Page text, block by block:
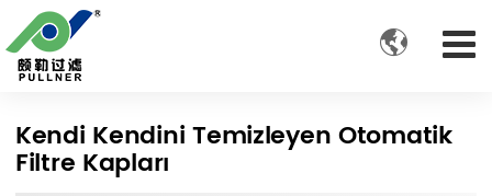

Kendi Kendini Temizleyen Otomatik
Filtre Kapları